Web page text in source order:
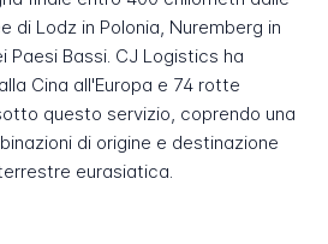
di Lodz in Polonia, Nuremberg in
Paesi Bassi. CJ Logistics ha
Cina all'Europa e 74 rotte
questo servizio, coprendo una
di origine e destinazione
eurasiatica.